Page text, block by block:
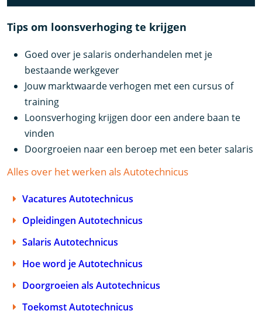
Tips om loonsverhoging te krijgen
Goed over je salaris onderhandelen met je
bestaande werkgever
Jouw marktwaarde verhogen met een cursus of
training
Loonsverhoging krijgen door een andere baan te
vinden
Doorgroeien naar een beroep met een beter salaris
Alles over het werken als Autotechnicus
Vacatures Autotechnicus
Opleidingen Autotechnicus
Salaris Autotechnicus
Hoe word je Autotechnicus
Doorgroeien als Autotechnicus
Toekomst Autotechnicus